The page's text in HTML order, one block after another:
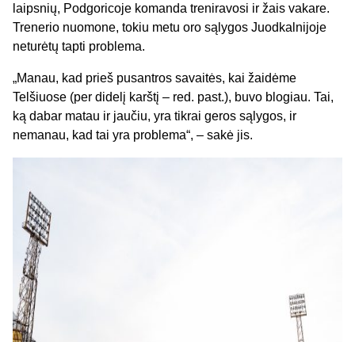
laipsnių, Podgoricoje komanda treniravosi ir žais vakare.
Trenerio nuomone, tokiu metu oro sąlygos Juodkalnijoje
neturėtų tapti problema.
„Manau, kad prieš pusantros savaitės, kai žaidėme
Telšiuose (per didelį karštį – red. past.), buvo blogiau. Tai,
ką dabar matau ir jaučiu, yra tikrai geros sąlygos, ir
nemanau, kad tai yra problema“, – sakė jis.